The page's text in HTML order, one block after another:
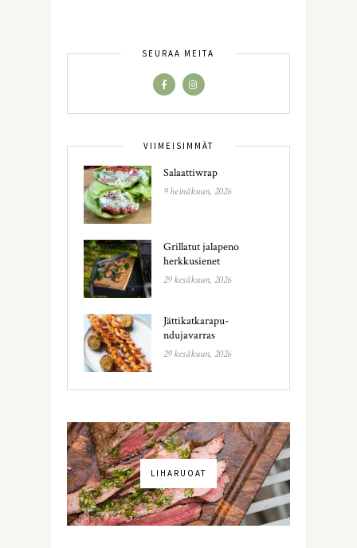
SEURAA MEITÄ
VIIMEISIMMÄT
Salaattiwrap
9 heinäkuun, 2026
Grillatut jalapeno
herkkusienet
29 kesäkuun, 2026
Jättikatkarapu-
ndujavarras
29 kesäkuun, 2026
LIHARUOAT